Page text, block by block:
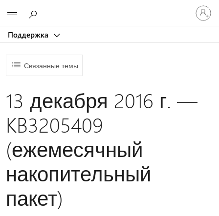
Поддержка
Связанные темы
13 декабря 2016 г. —
KB3205409
(ежемесячный
накопительный
пакет)